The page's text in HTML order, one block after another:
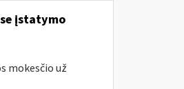
įstatymo
mokesčio už